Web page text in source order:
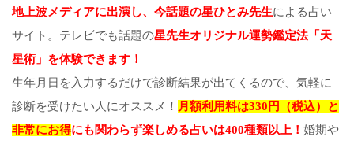
地上波メディアに出演し、今話題の星ひとみ先生による占い
サイト。テレビでも話題の星先生オリジナル運勢鑑定法「天
星術」を体験できます！
生年月日を入力するだけで診断結果が出てくるので、気軽に
診断を受けたい人にオススメ！ 月額利用料は330円（税込）と
非常にお得にも関わらず楽しめる占いは400種類以上！ 婚期や